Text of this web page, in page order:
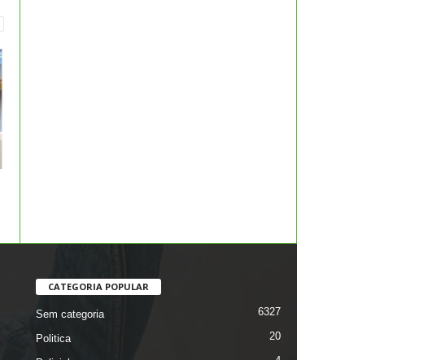
CATEGORIA POPULAR
Sem categoria 6327
Politica 20